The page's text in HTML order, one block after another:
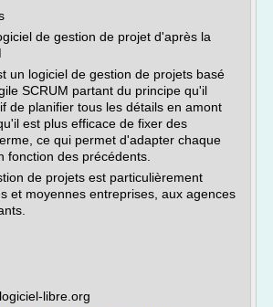
de gestion de projet d'après la
un logiciel de gestion de projets basé
SCRUM partant du principe qu'il
de planifier tous les détails en amont
est plus efficace de fixer des
ce qui permet d'adapter chaque
fonction des précédents.
de projets est particulièrement
et moyennes entreprises, aux agences
libre.org